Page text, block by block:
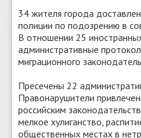
34 жителя города
полиции по подозрению в
В отношении 25
административные
миграционного
Пресечены 22
Правонарушители
российским
мелкое хулиганство,
общественных местах в